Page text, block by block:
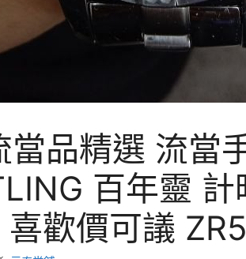
當品精選 流當
百年靈
喜歡價可議